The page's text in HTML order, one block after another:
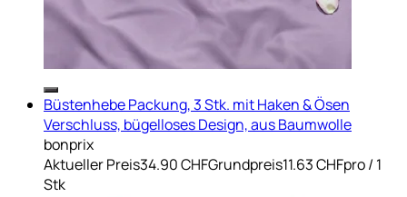
Büstenhebe Packung, 3 Stk. mit Haken & Ösen
Verschluss, bügelloses Design, aus Baumwolle
bonprix
Aktueller Preis34.90 CHFGrundpreis11.63 CHFpro/ 1
Stk